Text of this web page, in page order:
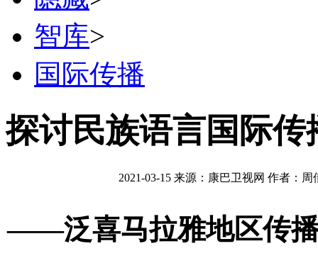
智库>
国际传播
探讨民族语言国际
2021-03-15 来源：康巴卫视网 作者：周
——泛喜马拉雅地区传